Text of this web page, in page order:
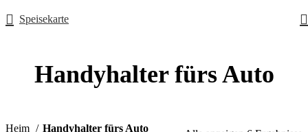
Speisekarte
Handyhalter fürs Auto
Heim Handyhalter fürs Auto